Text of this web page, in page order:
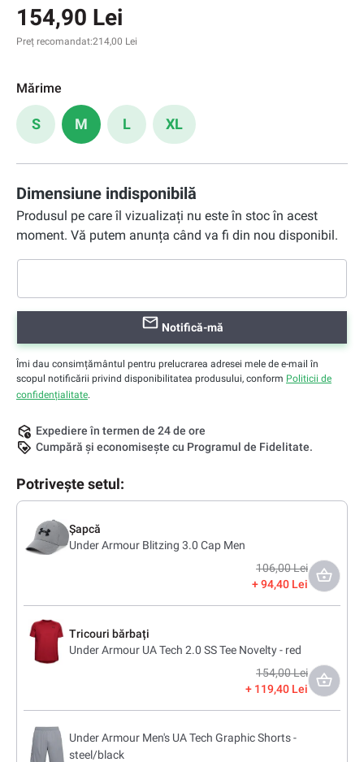
154,90 Lei
Preț recomandat:214,00 Lei
Mărime
S M L XL
Dimensiune indisponibilă
Produsul pe care îl vizualizați nu este în stoc în acest
moment. Vă putem anunța când va fi din nou disponibil.
Notifică-mă
Îmi dau consimțământul pentru prelucrarea adresei mele de e-mail în
scopul notificării privind disponibilitatea produsului, conform Politicii de
confidențialitate.
Expediere în termen de 24 de ore
Cumpără și economisește cu Programul de Fidelitate.
Potrivește setul:
Șapcă
Under Armour Blitzing 3.0 Cap Men
106,00 Lei
94,40 Lei
Tricouri bărbați
Under Armour UA Tech 2.0 SS Tee Novelty - red
154,00 Lei
119,40 Lei
Under Armour Men's UA Tech Graphic Shorts -
steel/black